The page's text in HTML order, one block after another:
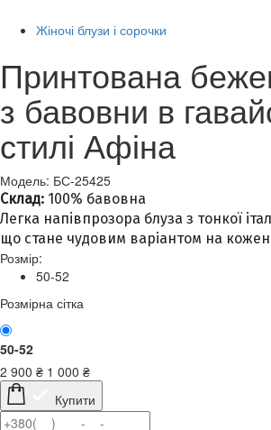
Жіночі блузи і сорочки
Принтована
з бавовни в
стилі Афіна
Модель: БС-25425
Склад: 100% бавовна
Легка напівпрозора блуза з тонкої
що стане чудовим варіантом на
Розмір:
50-52
Розмірна сітка
50-52
2 900 ₴ 1 000 ₴
Купити